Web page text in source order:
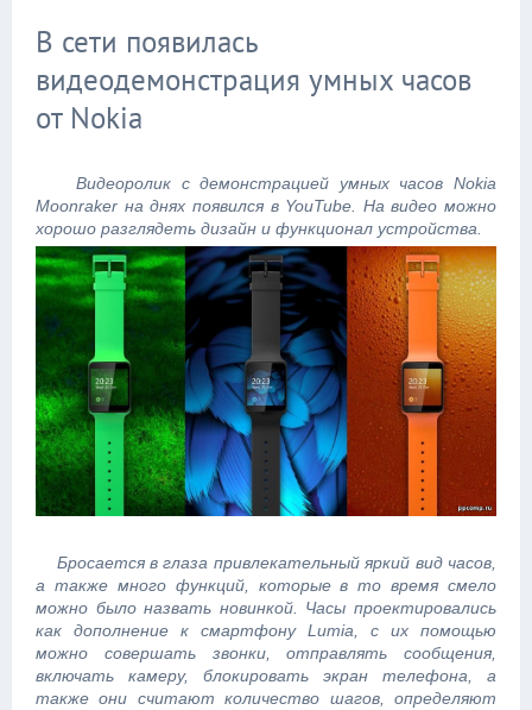
В сети появилась
видеодемонстрация умных часов
от Nokia
Видеоролик с демонстрацией умных часов Nokia
Moonraker на днях появился в YouTube. На видео можно
хорошо разглядеть дизайн и функционал устройства.
Бросается в глаза привлекательный яркий вид часов,
а также много функций, которые в то время смело
можно было назвать новинкой. Часы проектировались
как дополнение к смартфону Lumia, с их помощью
можно совершать звонки, отправлять сообщения,
включать камеру, блокировать экран телефона, а
также они считают количество шагов, определяют